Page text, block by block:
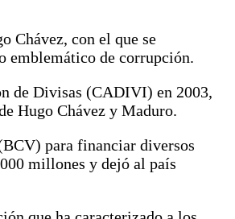
Chávez, con el que se
emblemático de corrupción.
de Divisas (CADIVI) en 2003,
Hugo Chávez y Maduro.
para financiar diversos
millones y dejó al país